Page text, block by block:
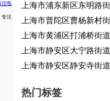
仪电
专注
上海市浦东新区东明路
上海市普陀区曹杨新村
上海市黄浦区打浦桥街
上海市静安区大宁路街
上海市静安区静安寺街
热门标签